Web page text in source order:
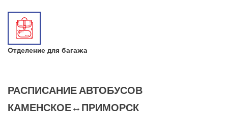
Отделение для багажа
РАСПИСАНИЕ АВТОБУСОВ
КАМЕНСКОЕ↔ПРИМОРСК